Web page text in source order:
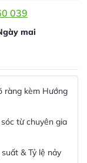
039
mai
ràng kèm Hướng
từ chuyên gia
& Tỷ lệ nảy